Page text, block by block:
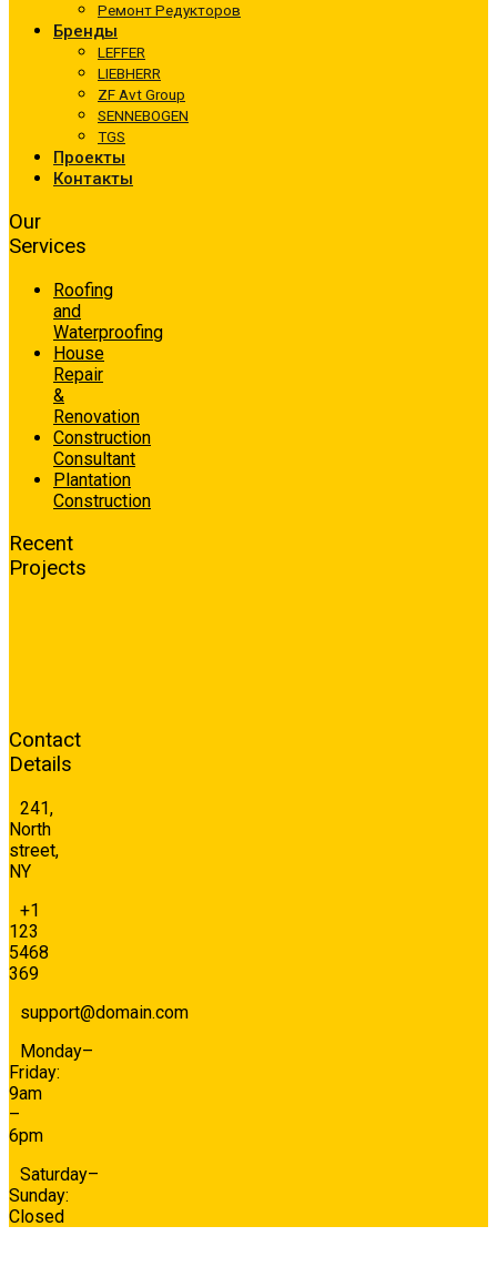
Ремонт Редукторов
Бренды
LEFFER
LIEBHERR
ZF Avt Group
SENNEBOGEN
TGS
Проекты
Контакты
Our
Services
Roofing
and
Waterproofing
House
Repair
&
Renovation
Construction
Consultant
Plantation
Construction
Recent
Projects
Contact
Details
241,
North
street,
NY
+1
123
5468
369
support@domain.com
Monday–
Friday:
9am
–
6pm
Saturday–
Sunday:
Closed